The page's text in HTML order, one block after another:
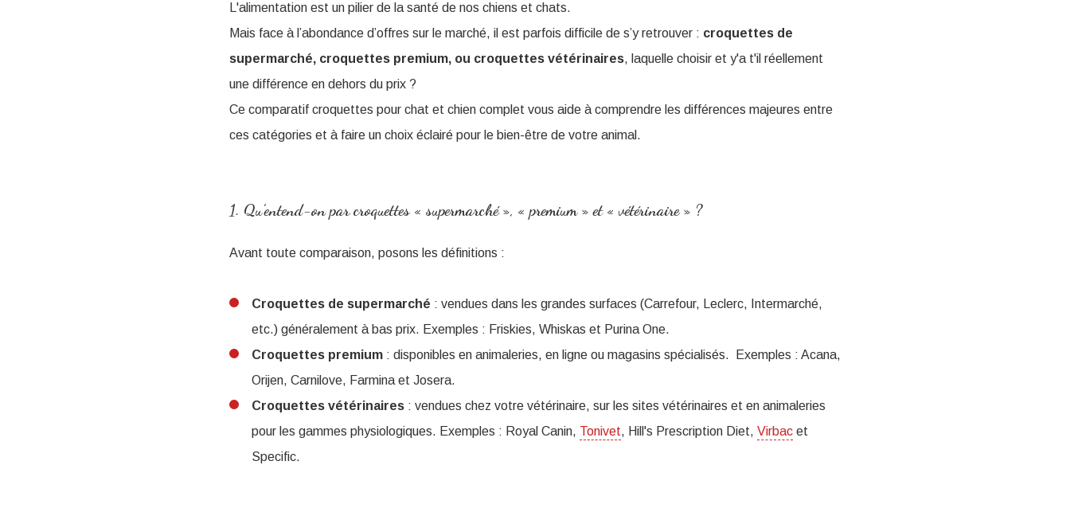
L'alimentation est un pilier de la santé de nos chiens et chats.
Mais face à l’abondance d’offres sur le marché, il est parfois difficile de s’y retrouver : croquettes de
supermarché, croquettes premium, ou croquettes vétérinaires, laquelle choisir et y'a t'il réellement
une différence en dehors du prix ?
Ce comparatif croquettes pour chat et chien complet vous aide à comprendre les différences majeures entre
ces catégories et à faire un choix éclairé pour le bien-être de votre animal.
1. Qu’entend-on par croquettes « supermarché », « premium » et « vétérinaire » ?
Avant toute comparaison, posons les définitions :
Croquettes de supermarché : vendues dans les grandes surfaces (Carrefour, Leclerc, Intermarché,
etc.) généralement à bas prix. Exemples : Friskies, Whiskas et Purina One.
Croquettes premium : disponibles en animaleries, en ligne ou magasins spécialisés. Exemples : Acana,
Orijen, Carnilove, Farmina et Josera.
Croquettes vétérinaires : vendues chez votre vétérinaire, sur les sites vétérinaires et en animaleries
pour les gammes physiologiques. Exemples : Royal Canin, Tonivet, Hill's Prescription Diet, Virbac et
Specific.